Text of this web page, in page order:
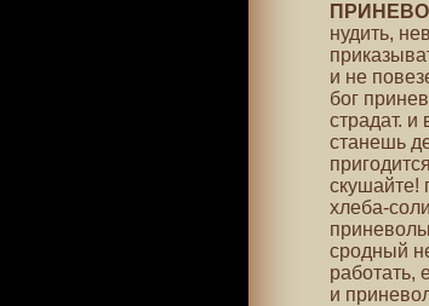
нудить,
и не
бог
страдат. и
станешь
скушайте!
хлеба-
сродный
работать,
и